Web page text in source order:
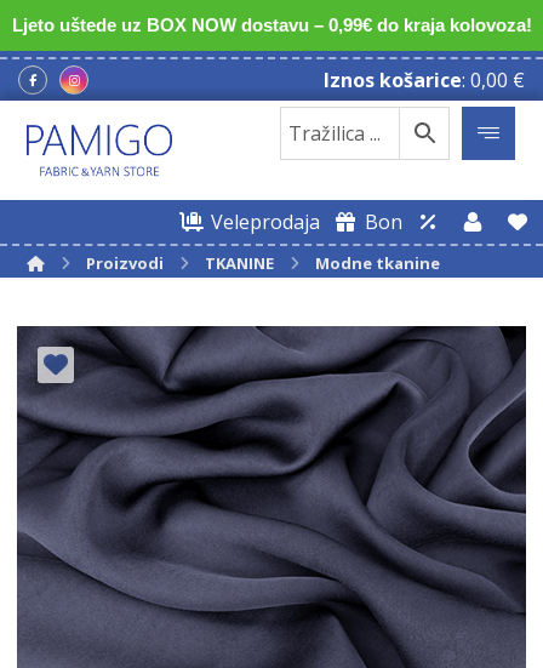
Ljeto uštede uz BOX NOW dostavu – 0,99€ do kraja kolovoza!
Iznos košarice: 0,00 €
Veleprodaja Bon
Proizvodi TKANINE Modne tkanine